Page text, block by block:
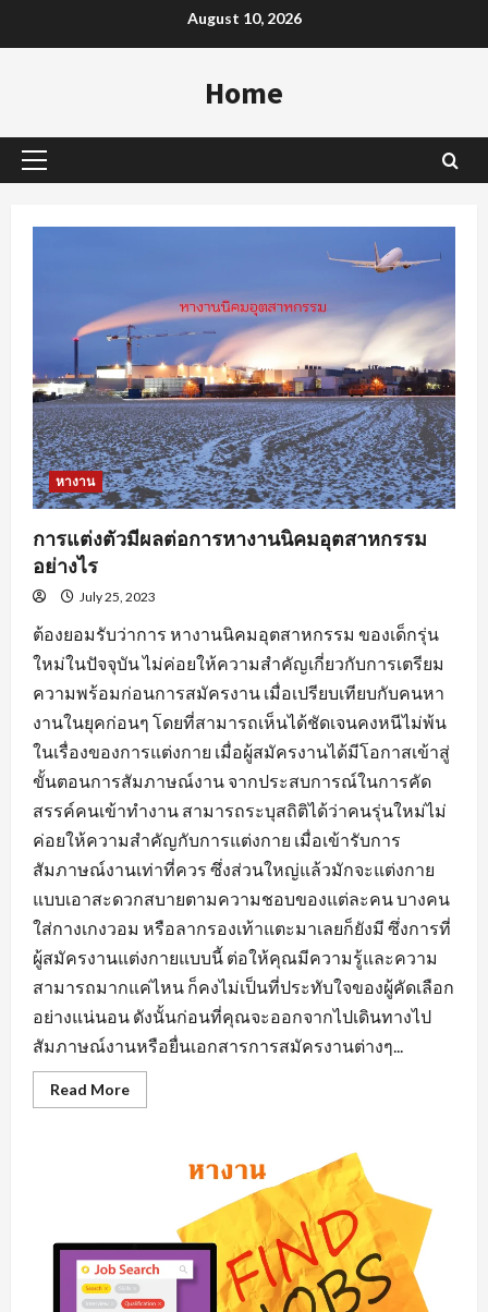
to
August 10, 2026
Home
Primary
หางาน
การแต่งตัวมีผลต่อการหางานนิคมอุตสาหกรรม
อย่างไร
July 25, 2023
ต้องยอมรับว่าการ หางานนิคมอุตสาหกรรม ของเด็กรุ่น
ใหม่ในปัจจุบัน ไม่ค่อยให้ความสำคัญเกี่ยวกับการเตรียม
ความพร้อมก่อนการสมัครงาน เมื่อเปรียบเทียบกับคนหา
งานในยุคก่อนๆ โดยที่สามารถเห็นได้ชัดเจนคงหนีไม่พ้น
ในเรื่องของการแต่งกาย เมื่อผู้สมัครงานได้มีโอกาสเข้าสู่
ขั้นตอนการสัมภาษณ์งาน จากประสบการณ์ในการคัด
สรรค์คนเข้าทำงาน สามารถระบุสถิติได้ว่าคนรุ่นใหม่ไม่
ค่อยให้ความสำคัญกับการแต่งกาย เมื่อเข้ารับการ
สัมภาษณ์งานเท่าที่ควร ซึ่งส่วนใหญ่แล้วมักจะแต่งกาย
แบบเอาสะดวกสบายตามความชอบของแต่ละคน บางคน
ใส่กางเกงวอม หรือลากรองเท้าแตะมาเลยก็ยังมี ซึ่งการที่
ผู้สมัครงานแต่งกายแบบนี้ ต่อให้คุณมีความรู้และความ
สามารถมากแค่ไหน ก็คงไม่เป็นที่ประทับใจของผู้คัดเลือก
อย่างแน่นอน ดังนั้นก่อนที่คุณจะออกจากไปเดินทางไป
สัมภาษณ์งานหรือยื่นเอกสารการสมัครงานต่างๆ...
Read MoreRead
more
หา
งาน
นิคม
อุตสาหกรรม
อย่างไร